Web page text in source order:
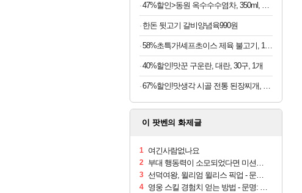
47%할인>동원 옥수수수염차, 350ml, 24개
한돈 뒷고기 갈비양념육990원
58%초특가!셰프초이스 제육 불고기, 1.5kg, 1개
40%할인!맛꾼 구운란, 대란, 30구, 1개
67%할인!맛생각 시골 전통 된장찌개, 600g, 5개
이 팟벤의 화제글
1 여긴사람없나요
2 부대 행동력이 소모되었다면 미션을 이용합시다
3 선덕여왕, 윌리엄 윌리스 픽업 - 문명 모바일
4 영웅 스킬 경험치 얻는 방법 - 문명: 연맹의 시대